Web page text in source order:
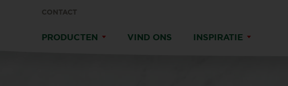
CONTACT
PRODUCTEN VIND ONS INSPIRATIE